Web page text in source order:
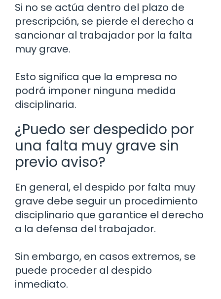
Si no se actúa dentro del plazo de
prescripción, se pierde el derecho a
sancionar al trabajador por la falta
muy grave.
Esto significa que la empresa no
podrá imponer ninguna medida
disciplinaria.
¿Puedo ser despedido por
una falta muy grave sin
previo aviso?
En general, el despido por falta muy
grave debe seguir un procedimiento
disciplinario que garantice el derecho
a la defensa del trabajador.
Sin embargo, en casos extremos, se
puede proceder al despido
inmediato.